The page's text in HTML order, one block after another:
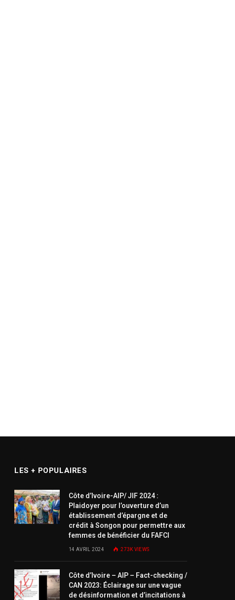
LES + POPULAIRES
Côte d’Ivoire-AIP/ JIF 2024 :
Plaidoyer pour l’ouverture d’un
établissement d’épargne et de
crédit à Songon pour permettre aux
femmes de bénéficier du FAFCI
14 AVRIL 2024 273K VIEWS
Côte d’Ivoire – AIP – Fact-checking /
CAN 2023: Éclairage sur une vague
de désinformation et d’incitations à